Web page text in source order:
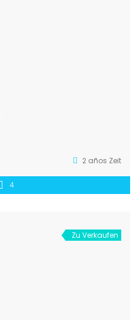
2 años Zeit
4
Zu Verkaufen